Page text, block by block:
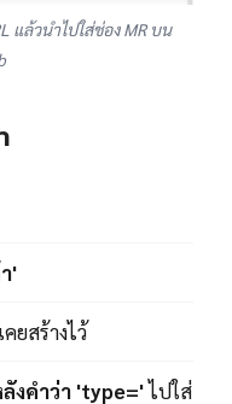
แล้วนำไปใส่ช่อง MR บน
'
ยสร้างไว้
งคำว่า 'type='ไปใส่